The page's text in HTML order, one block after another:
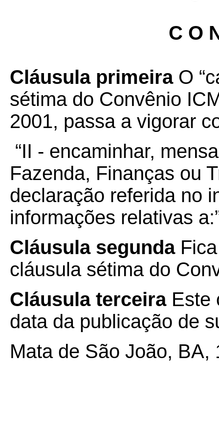
C O
Cláusula primeira O
sétima do Convênio
2001, passa a vigorar
“II - encaminhar,
Fazenda, Finanças ou
declaração referida no
informações relativas
Cláusula segundaFica
cláusula sétima do
Cláusula terceiraEste
data da publicação de
Mata de São João, BA,